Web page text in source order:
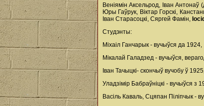
Веніямін Аксельрод, Іван
Юры Гаўрук, Віктар Горскі,
Іван Старасоцкі, Сяргей Фамін,
Студэнты:
Міхаіл Ганчарык - вучыўся да 1924,
Мікалай Галадзед - вучыўся,
Іван Тачыцкі- скончыў вучобу ў
Уладзімір Бабраўніцкі - вучыўся з
Васіль Каваль, Сцяпан Піліпчык -